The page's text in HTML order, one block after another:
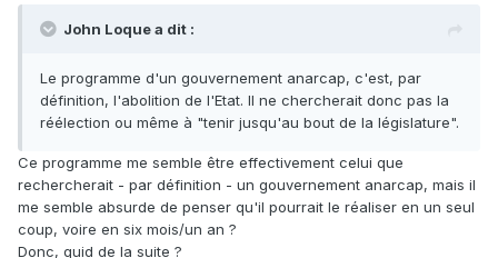
John Loque a dit :
Le programme d'un gouvernement anarcap, c'est, par
définition, l'abolition de l'Etat. Il ne chercherait donc pas la
réélection ou même à "tenir jusqu'au bout de la législature".
Ce programme me semble être effectivement celui que
rechercherait - par définition - un gouvernement anarcap, mais il
me semble absurde de penser qu'il pourrait le réaliser en un seul
coup, voire en six mois/un an ?
Donc, quid de la suite ?